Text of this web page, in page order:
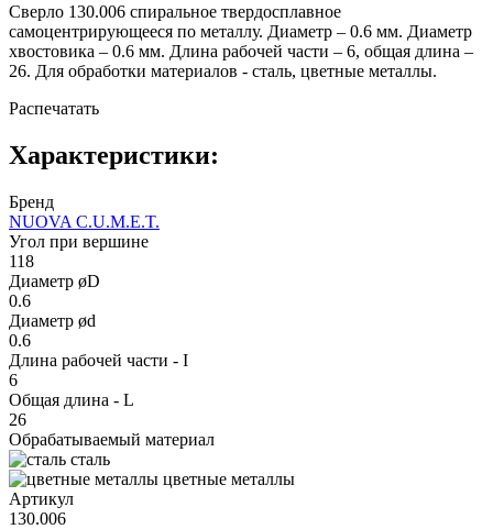
Сверло 130.006 спиральное твердосплавное
самоцентрирующееся по металлу. Диаметр – 0.6 мм. Диаметр
хвостовика – 0.6 мм. Длина рабочей части – 6, общая длина –
26. Для обработки материалов - сталь, цветные металлы.
Распечатать
Характеристики:
Бренд
NUOVA C.U.M.E.T.
Угол при вершине
118
Диаметр øD
0.6
Диаметр ød
0.6
Длина рабочей части - I
6
Общая длина - L
26
Обрабатываемый материал
сталь
цветные металлы
Артикул
130.006